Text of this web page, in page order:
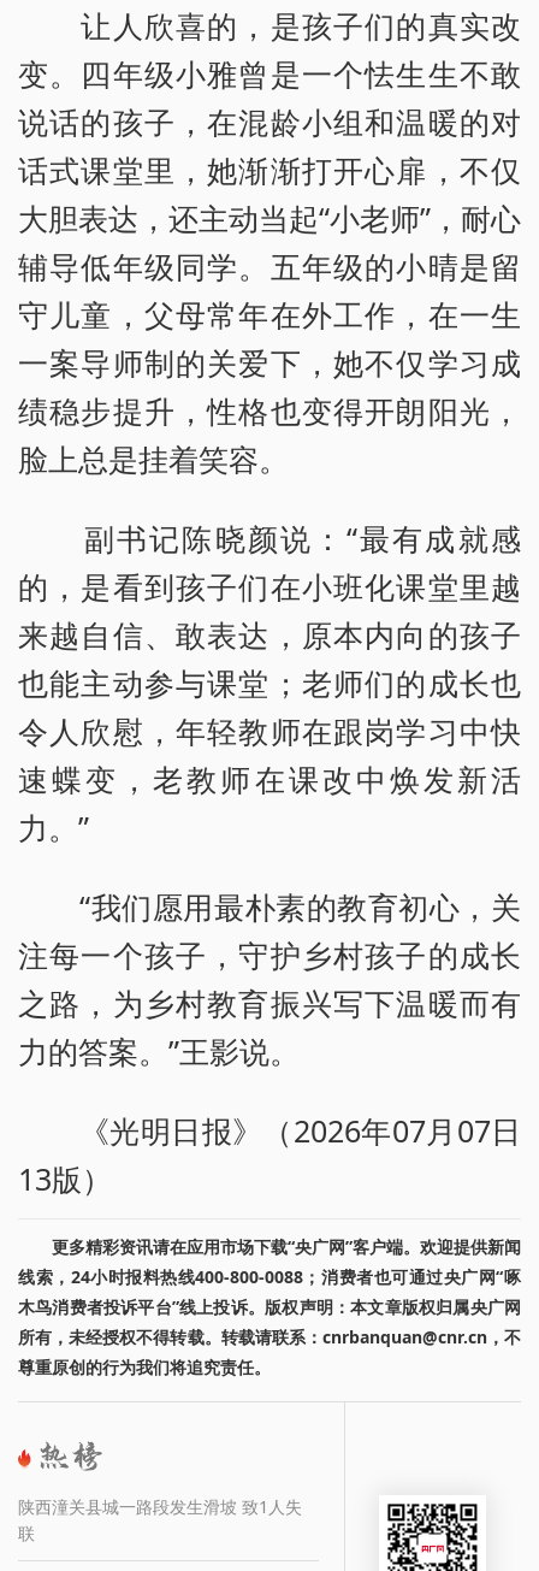
让人欣喜的，是孩子们的真实改
变。四年级小雅曾是一个怯生生不敢
说话的孩子，在混龄小组和温暖的对
话式课堂里，她渐渐打开心扉，不仅
大胆表达，还主动当起“小老师”，耐心
辅导低年级同学。五年级的小晴是留
守儿童，父母常年在外工作，在一生
一案导师制的关爱下，她不仅学习成
绩稳步提升，性格也变得开朗阳光，
脸上总是挂着笑容。
副书记陈晓颜说：“最有成就感
的，是看到孩子们在小班化课堂里越
来越自信、敢表达，原本内向的孩子
也能主动参与课堂；老师们的成长也
令人欣慰，年轻教师在跟岗学习中快
速蝶变，老教师在课改中焕发新活
力。”
“我们愿用最朴素的教育初心，关
注每一个孩子，守护乡村孩子的成长
之路，为乡村教育振兴写下温暖而有
力的答案。”王影说。
《光明日报》（2026年07月07日
13版）
更多精彩资讯请在应用市场下载“央广网”客户端。欢迎提供新闻
线索，24小时报料热线400-800-0088；消费者也可通过央广网“啄
木鸟消费者投诉平台”线上投诉。版权声明：本文章版权归属央广网
所有，未经授权不得转载。转载请联系：cnrbanquan@cnr.cn，不
尊重原创的行为我们将追究责任。
陕西潼关县城一路段发生滑坡 致1人失
联